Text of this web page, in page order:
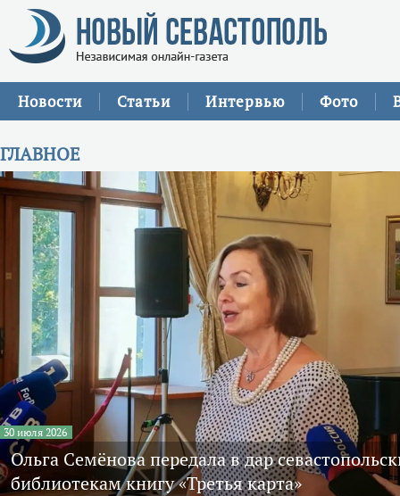
Новости Статьи Интервью Фото
ГЛАВНОЕ
30 июля 2026
Ольга Семёнова передала в дар
библиотекам книгу «Третья карта»